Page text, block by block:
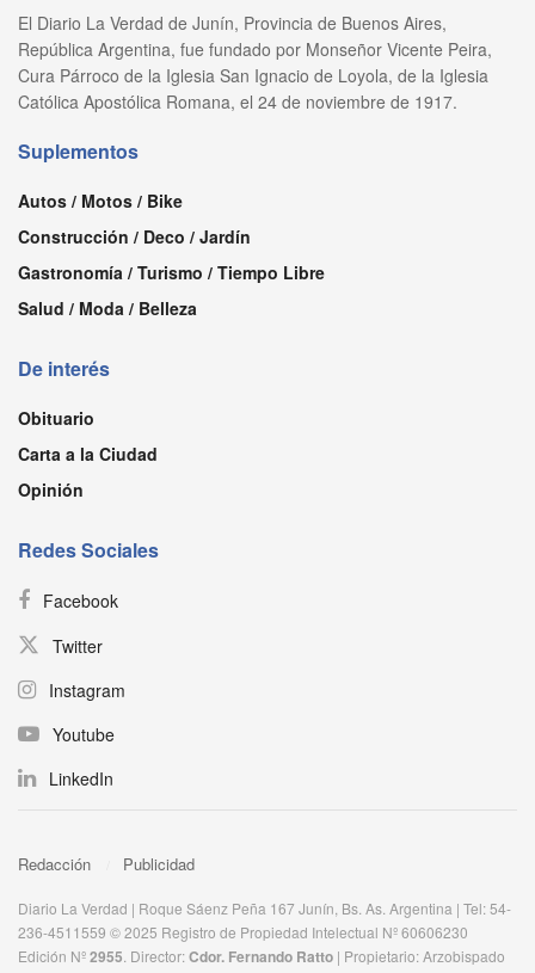
El Diario La Verdad de Junín, Provincia de Buenos Aires,
República Argentina, fue fundado por Monseñor Vicente Peira,
Cura Párroco de la Iglesia San Ignacio de Loyola, de la Iglesia
Católica Apostólica Romana, el 24 de noviembre de 1917.
Suplementos
Autos / Motos / Bike
Construcción / Deco / Jardín
Gastronomía / Turismo / Tiempo Libre
Salud / Moda / Belleza
De interés
Obituario
Carta a la Ciudad
Opinión
Redes Sociales
Facebook
Twitter
Instagram
Youtube
LinkedIn
Redacción Publicidad
Diario La Verdad | Roque Sáenz Peña 167 Junín, Bs. As. Argentina | Tel: 54-
236-4511559 © 2025 Registro de Propiedad Intelectual Nº 60606230
Edición Nº2955 . Director:​Cdor. Fernando Ratto | Propietario:​ Arzobispado